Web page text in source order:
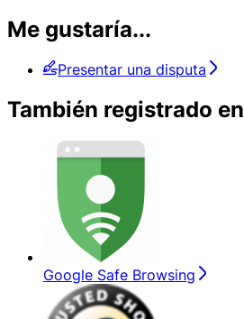
Me gustaría...
Presentar una disputa
También registrado en
Google Safe Browsing